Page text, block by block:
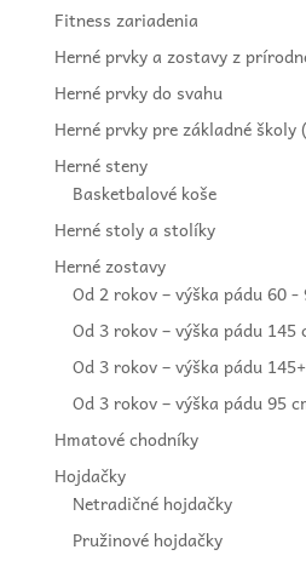
Fitness zariadenia
Herné prvky a zostavy z
Herné prvky do svahu
Herné prvky pre základné školy
Herné steny
Basketbalové koše
Herné stoly a stolíky
Herné zostavy
Od 2 rokov – výška pádu 60 -
Od 3 rokov – výška pádu 145
Od 3 rokov – výška pádu
Od 3 rokov – výška pádu 95
Hmatové chodníky
Hojdačky
Netradičné hojdačky
Pružinové hojdačky